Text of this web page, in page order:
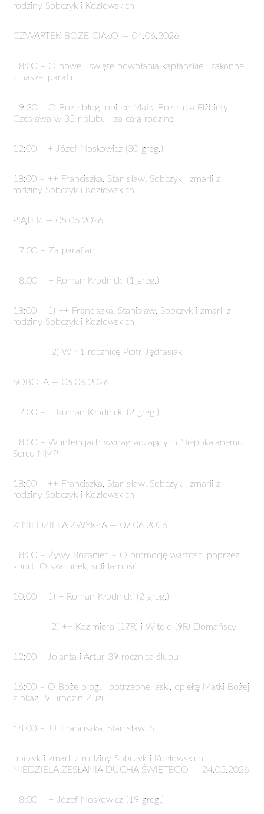
rodziny Sobczyk i Kozłowskich
CZWARTEK BOŻE CIAŁO — 04.06.2026
8:00 – O nowe i święte powołania kapłańskie i zakonne
z naszej parafii
9:30 – O Boże błog. opiekę Matki Bożej dla Elżbiety i
Czesława w 35 r ślubu i za całą rodzinę
12:00 – + Józef Noskowicz (30 greg.)
18:00 – ++ Franciszka, Stanisław, Sobczyk i zmarli z
rodziny Sobczyk i Kozłowskich
PIĄTEK — 05.06.2026
7:00 – Za parafian
8:00 – + Roman Kłodnicki (1 greg.)
18:00 – 1) ++ Franciszka, Stanisław, Sobczyk i zmarli z
rodziny Sobczyk i Kozłowskich
2) W 41 rocznicę Piotr Jędrasiak
SOBOTA — 06.06.2026
7:00 – + Roman Kłodnicki (2 greg.)
8:00 – W intencjach wynagradzających Niepokalanemu
Sercu NMP
18:00 – ++ Franciszka, Stanisław, Sobczyk i zmarli z
rodziny Sobczyk i Kozłowskich
X NIEDZIELA ZWYKŁA — 07.06.2026
8:00 – Żywy Różaniec – O promocję wartości poprzez
sport. O szacunek, solidarność..
10:00 – 1) + Roman Kłodnicki (2 greg.)
2) ++ Kazimiera (17R) i Witold (9R) Domańscy
12:00 – Jolanta i Artur 39 rocznica ślubu
16:00 – O Boże błog. i potrzebne łaski, opiekę Matki Bożej
z okazji 9 urodzin Zuzi
18:00 – ++ Franciszka, Stanisław, S
obczyk i zmarli z rodziny Sobczyk i Kozłowskich
NIEDZIELA ZESŁANIA DUCHA ŚWIĘTEGO — 24.05.2026
8:00 – + Józef Noskowicz (19 greg.)